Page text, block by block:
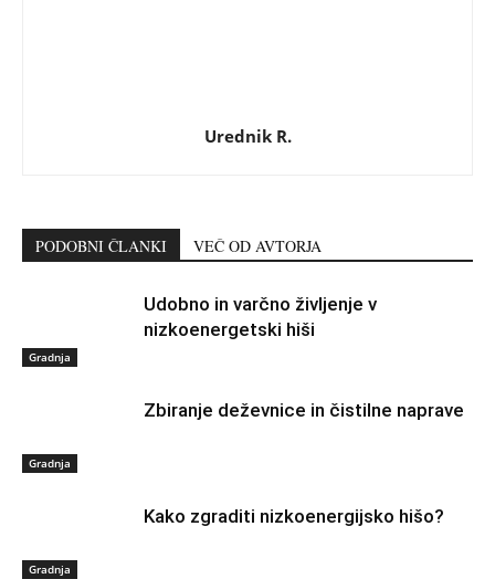
Urednik R.
PODOBNI ČLANKI VEČ OD AVTORJA
Gradnja
Udobno in varčno življenje v
nizkoenergetski hiši
Gradnja
Zbiranje deževnice in čistilne naprave
Gradnja
Kako zgraditi nizkoenergijsko hišo?